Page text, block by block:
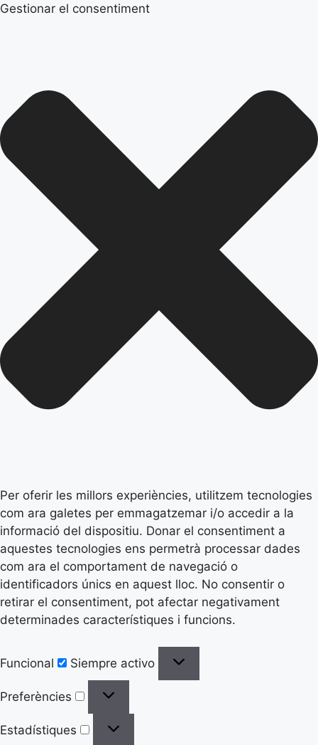
Gestionar el consentiment
Per oferir les millors experiències, utilitzem tecnologies
com ara galetes per emmagatzemar i/o accedir a la
informació del dispositiu. Donar el consentiment a
aquestes tecnologies ens permetrà processar dades
com ara el comportament de navegació o
identificadors únics en aquest lloc. No consentir o
retirar el consentiment, pot afectar negativament
determinades característiques i funcions.
Funcional Siempre activo
Preferències
Estadístiques